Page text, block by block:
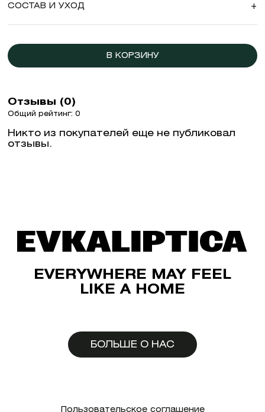
СОСТАВ И УХОД +
В КОРЗИНУ
Отзывы (0)
Общий рейтинг: 0
Никто из покупателей еще не публиковал
отзывы.
EVERYWHERE MAY FEEL
LIKE A HOME
БОЛЬШЕ О НАС
Пользовательское соглашение